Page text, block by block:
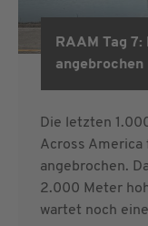
RAAM 2019
RAAM Tag
angebrochen
Die letzten
Across
angebrochen.
2.000 Meter
wartet noch